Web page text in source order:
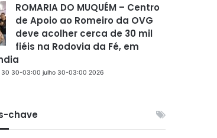
ROMARIA DO MUQUÉM – Centro
de Apoio ao Romeiro da OVG
deve acolher cerca de 30 mil
fiéis na Rodovia da Fé, em
30 30-03:00 julho 30-03:00 2026
chave